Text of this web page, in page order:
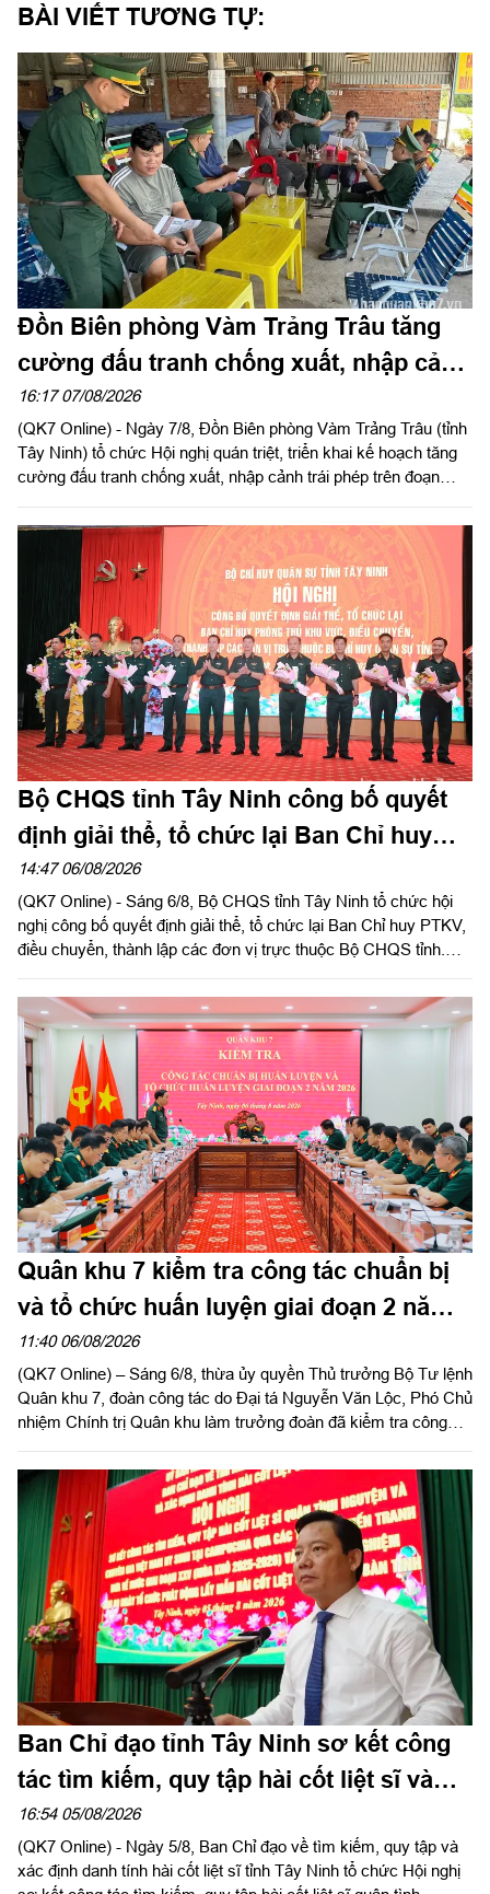
BÀI VIẾT TƯƠNG TỰ:
Đồn Biên phòng Vàm Trảng Trâu tăng
cường đấu tranh chống xuất, nhập cảnh
trái phép
16:17 07/08/2026
(QK7 Online) - Ngày 7/8, Đồn Biên phòng Vàm Trảng Trâu (tỉnh
Tây Ninh) tổ chức Hội nghị quán triệt, triển khai kế hoạch tăng
cường đấu tranh chống xuất, nhập cảnh trái phép trên đoạn
Bộ CHQS tỉnh Tây Ninh công bố quyết
định giải thể, tổ chức lại Ban Chỉ huy
phòng thủ khu vực
14:47 06/08/2026
(QK7 Online) - Sáng 6/8, Bộ CHQS tỉnh Tây Ninh tổ chức hội
nghị công bố quyết định giải thể, tổ chức lại Ban Chỉ huy PTKV,
điều chuyển, thành lập các đơn vị trực thuộc Bộ CHQS tỉnh.
Ngọc Hải, Phó Tham mưu trưởng Quân khu dự và phát biểu
chỉ đạo.
Quân khu 7 kiểm tra công tác chuẩn bị
và tổ chức huấn luyện giai đoạn 2 năm
2026 tại tỉnh Tây Ninh
11:40 06/08/2026
(QK7 Online) – Sáng 6/8, thừa ủy quyền Thủ trưởng Bộ Tư lệnh
Quân khu 7, đoàn công tác do Đại tá Nguyễn Văn Lộc, Phó Chủ
nhiệm Chính trị Quân khu làm trưởng đoàn đã kiểm tra công
Trung đoàn 738 và Ban CHQS phường Tân An, Bộ CHQS tỉnh
Tây Ninh.
Ban Chỉ đạo tỉnh Tây Ninh sơ kết công
tác tìm kiếm, quy tập hài cốt liệt sĩ và
đẩy mạnh Chiến dịch 500 ngày đêm
16:54 05/08/2026
(QK7 Online) - Ngày 5/8, Ban Chỉ đạo về tìm kiếm, quy tập và
xác định danh tính hài cốt liệt sĩ tỉnh Tây Ninh tổ chức Hội nghị